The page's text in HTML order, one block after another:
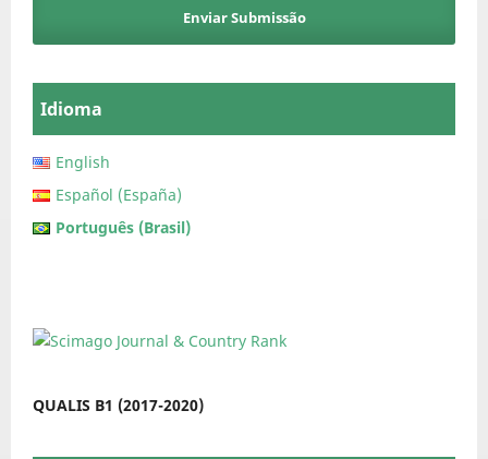
Enviar Submissão
Idioma
English
Español (España)
Português (Brasil)
QUALIS B1 (2017-2020)